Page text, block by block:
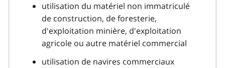
utilisation du matériel non immatriculé
de construction, de foresterie,
d'exploitation minière, d'exploitation
agricole ou autre matériel commercial
utilisation de navires commerciaux